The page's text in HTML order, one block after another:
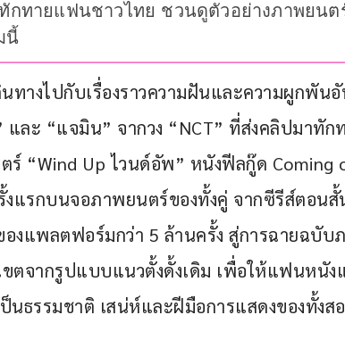
ทักทายแฟนชาวไทย ชวนดูตัวอย่างภาพยน
นี้
นทางไปกับเรื่องราวความฝันและความผูกพัน
และ “แจมิน” จากวง “NCT” ที่ส่งคลิปมาทั
ร์ “Wind Up ไวนด์อัพ” หนังฟีลกู๊ด Coming
งแรกบนจอภาพยนตร์ของทั้งคู่ จากซีรีส์ตอน
งแพลตฟอร์มกว่า 5 ล้านครั้ง สู่การฉายฉบับ
ตจากรูปแบบแนวตั้งดั้งเดิม เพื่อให้แฟนหนัง
นธรรมชาติ เสน่ห์และฝีมือการแสดงของทั้งสอ